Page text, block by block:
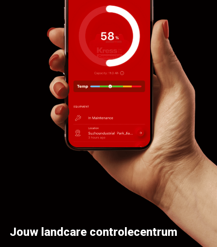
Jouw landcare controlecentrum